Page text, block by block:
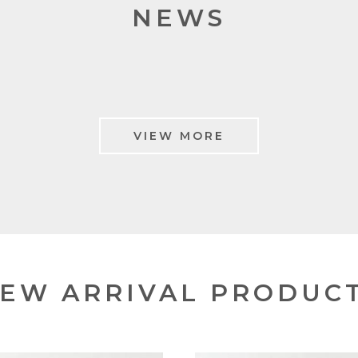
NEWS
VIEW MORE
ARRIVAL